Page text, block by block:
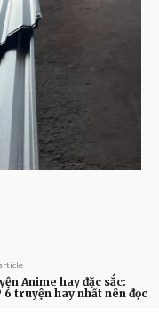
Anime hay đặc sắc:
6 truyện hay nhất nên đọc